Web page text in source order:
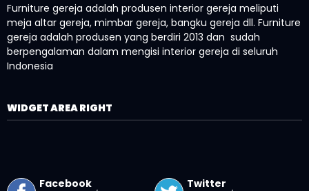
Furniture gereja adalah produsen interior gereja meliputi
meja altar gereja, mimbar gereja, bangku gereja dll. Furniture
gereja adalah produsen yang berdiri 2013 dan sudah
berpengalaman dalam mengisi interior gereja di seluruh
Indonesia
WIDGET AREA RIGHT
Facebook Twitter